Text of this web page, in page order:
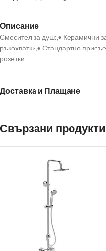
Описание
Смесител за душ:,• Керамични
ръкохватки,• Стандартно
розетки
Доставка и Плащане
Свързани продукти